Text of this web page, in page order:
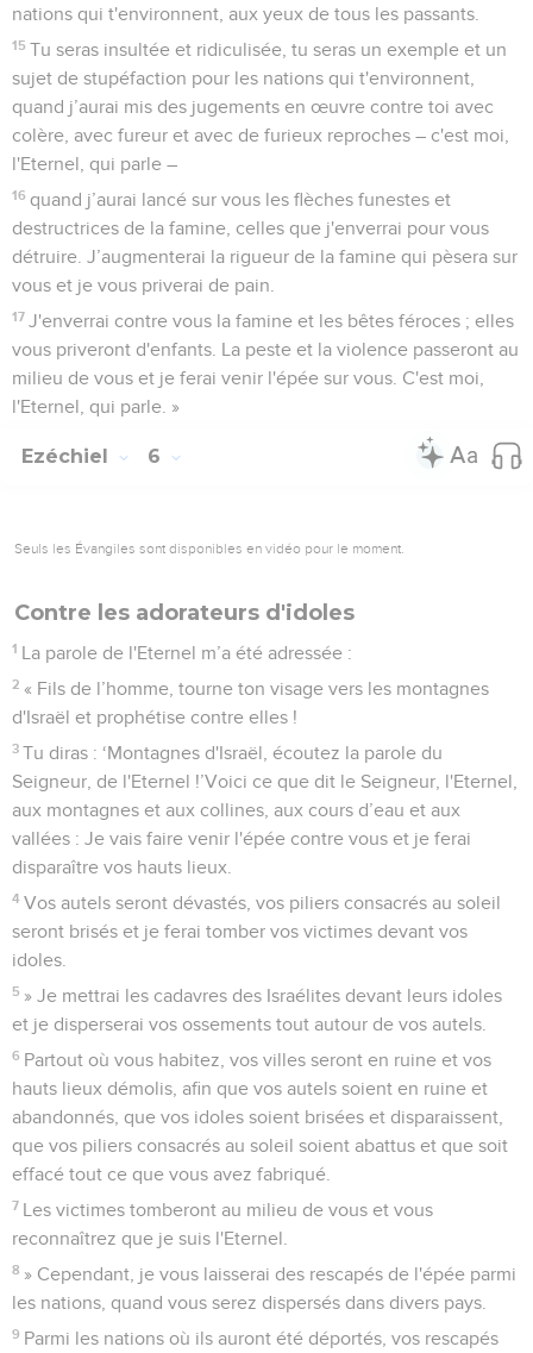
nations qui t'environnent, aux yeux de tous les passants.
15 Tu seras insultée et ridiculisée, tu seras un exemple et un
sujet de stupéfaction pour les nations qui t'environnent,
quand j’aurai mis des jugements en œuvre contre toi avec
colère, avec fureur et avec de furieux reproches – c'est moi,
l'Eternel, qui parle –
16 quand j’aurai lancé sur vous les flèches funestes et
destructrices de la famine, celles que j'enverrai pour vous
détruire. J’augmenterai la rigueur de la famine qui pèsera sur
vous et je vous priverai de pain.
17 J'enverrai contre vous la famine et les bêtes féroces ; elles
vous priveront d'enfants. La peste et la violence passeront au
milieu de vous et je ferai venir l'épée sur vous. C'est moi,
l'Eternel, qui parle. »
Ezéchiel 6
Seuls les Évangiles sont disponibles en vidéo pour le moment.
Contre les adorateurs d'idoles
1 La parole de l'Eternel m’a été adressée :
2 « Fils de l’homme, tourne ton visage vers les montagnes
d'Israël et prophétise contre elles !
3 Tu diras : ‘Montagnes d'Israël, écoutez la parole du
Seigneur, de l'Eternel !’Voici ce que dit le Seigneur, l'Eternel,
aux montagnes et aux collines, aux cours d’eau et aux
vallées : Je vais faire venir l'épée contre vous et je ferai
disparaître vos hauts lieux.
4 Vos autels seront dévastés, vos piliers consacrés au soleil
seront brisés et je ferai tomber vos victimes devant vos
idoles.
5 » Je mettrai les cadavres des Israélites devant leurs idoles
et je disperserai vos ossements tout autour de vos autels.
6 Partout où vous habitez, vos villes seront en ruine et vos
hauts lieux démolis, afin que vos autels soient en ruine et
abandonnés, que vos idoles soient brisées et disparaissent,
que vos piliers consacrés au soleil soient abattus et que soit
effacé tout ce que vous avez fabriqué.
7 Les victimes tomberont au milieu de vous et vous
reconnaîtrez que je suis l'Eternel.
8 » Cependant, je vous laisserai des rescapés de l'épée parmi
les nations, quand vous serez dispersés dans divers pays.
9 Parmi les nations où ils auront été déportés, vos rescapés